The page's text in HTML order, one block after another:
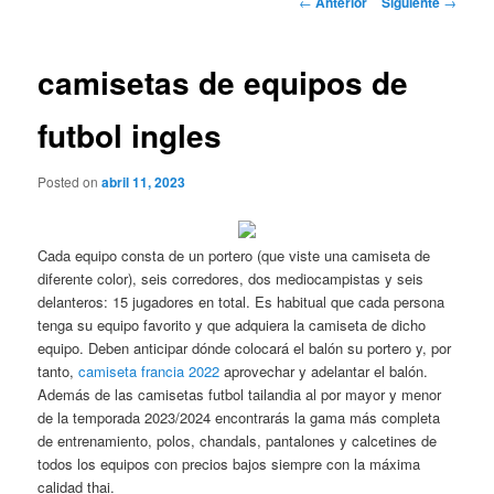
camisetas de equipos de
futbol ingles
Posted onabril 11, 2023
Cada equipo consta de un portero (que viste una camiseta de
diferente color), seis corredores, dos mediocampistas y seis
delanteros: 15 jugadores en total. Es habitual que cada persona
tenga su equipo favorito y que adquiera la camiseta de dicho
equipo. Deben anticipar dónde colocará el balón su portero y, por
tanto,camiseta francia 2022 aprovechar y adelantar el balón.
Además de las camisetas futbol tailandia al por mayor y menor
de la temporada 2023/2024 encontrarás la gama más completa
de entrenamiento, polos, chandals, pantalones y calcetines de
todos los equipos con precios bajos siempre con la máxima
calidad thai.